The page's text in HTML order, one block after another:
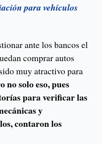
para vehículos
ante los bancos el
comprar autos
muy atractivo para
no solo eso, pues
para verificar las
y
contaron los